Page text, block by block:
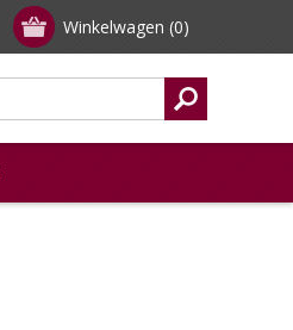
Winkelwagen (0)